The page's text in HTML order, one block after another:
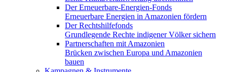
Der Erneuerbare-Energien-Fonds
Erneuerbare Energien in Amazonien fördern
Der Rechtshilfefonds
Grundlegende Rechte indigener Völker sichern
Partnerschaften mit Amazonien
Brücken zwischen Europa und Amazonien
bauen